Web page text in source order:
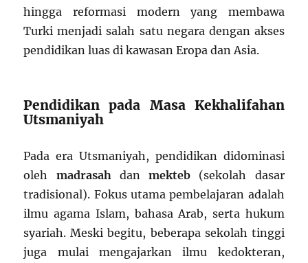
hingga reformasi modern yang membawa
Turki menjadi salah satu negara dengan akses
pendidikan luas di kawasan Eropa dan Asia.
Pendidikan pada Masa Kekhalifahan
Utsmaniyah
Pada era Utsmaniyah, pendidikan didominasi
oleh madrasah danmekteb (sekolah dasar
tradisional). Fokus utama pembelajaran adalah
ilmu agama Islam, bahasa Arab, serta hukum
syariah. Meski begitu, beberapa sekolah tinggi
juga mulai mengajarkan ilmu kedokteran,